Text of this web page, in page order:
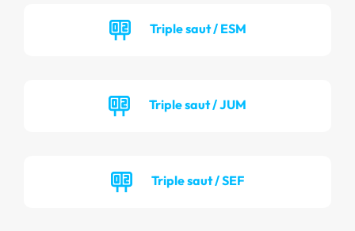
Triple saut / ESM
Triple saut / JUM
Triple saut / SEF